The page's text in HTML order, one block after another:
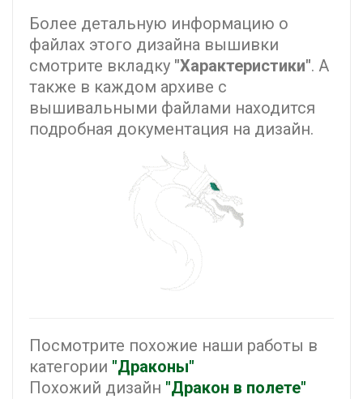
Более детальную информацию о
файлах этого дизайна вышивки
смотрите вкладку "Характеристики". А
также в каждом архиве с
вышивальными файлами находится
подробная документация на дизайн.
Посмотрите похожие наши работы в
категории "Драконы"
Похожий дизайн "Дракон в полете"